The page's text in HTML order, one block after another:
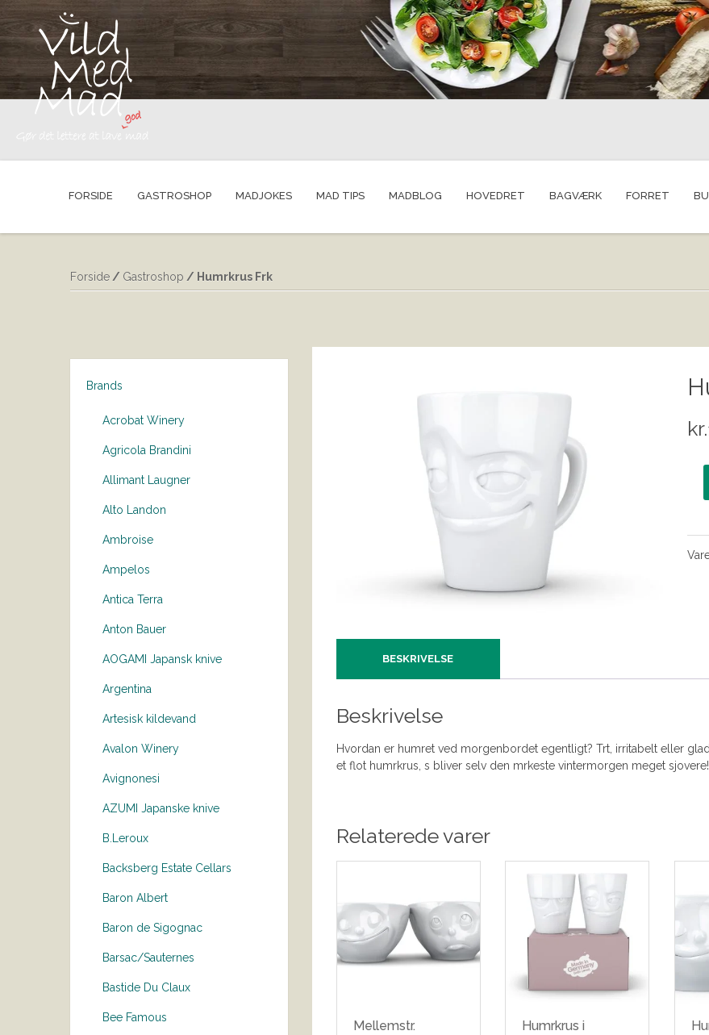
FORSIDE GASTROSHOP MADJOKES MAD TIPS MADBLOG HOVEDRET BAGVÆRK FORRET
Forside / Gastroshop / Humrkrus Frk
Brands
Acrobat Winery
Agricola Brandini
Allimant Laugner
Alto Landon
Ambroise
Ampelos
Antica Terra
Anton Bauer
AOGAMI Japansk knive
Argentina
Artesisk kildevand
Avalon Winery
Avignonesi
AZUMI Japanske knive
B.Leroux
Backsberg Estate Cellars
Baron Albert
Baron de Sigognac
Barsac/Sauternes
Bastide Du Claux
Bee Famous
kr.
BESKRIVELSE
Beskrivelse
Hvordan er humret ved morgenbordet egentligt? Trt, irritabelt eller
et flot humrkrus, s bliver selv den mrkeste vintermorgen meget
Relaterede varer
Mellemstr.
Humrkrus i